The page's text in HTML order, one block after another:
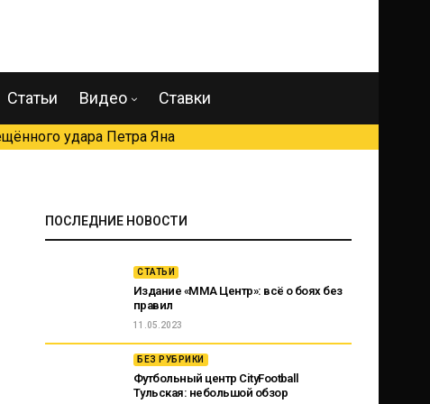
Статьи Видео Ставки
удара Петра Яна
ПОСЛЕДНИЕ НОВОСТИ
СТАТЬИ
Издание «ММА Центр»: всё о боях без
правил
11.05.2023
БЕЗ РУБРИКИ
Футбольный центр CityFootball
Тульская: небольшой обзор